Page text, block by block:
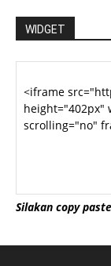
WIDGET
Silakan copy